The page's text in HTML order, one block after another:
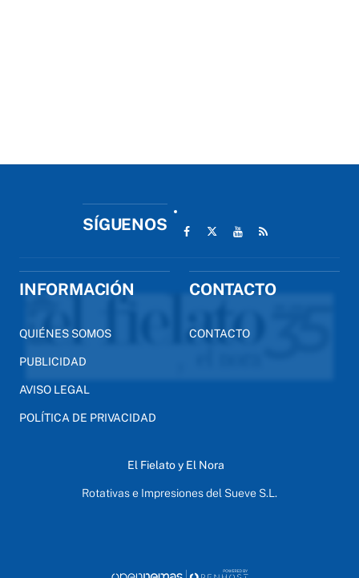
SÍGUENOS
INFORMACIÓN
QUIÉNES SOMOS
PUBLICIDAD
AVISO LEGAL
POLÍTICA DE PRIVACIDAD
CONTACTO
CONTACTO
El Fielato y El Nora
Rotativas e Impresiones del Sueve S.L.